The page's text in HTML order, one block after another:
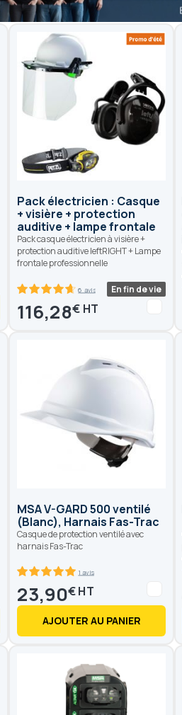
Pack électricien : Casque
+ visière + protection
auditive + lampe frontale
Pack casque électricien à visière +
protection auditive leftRIGHT + Lampe
frontale professionnelle
6 avis En fin de vie
116,28€
MSA V-GARD 500 ventilé
(Blanc), Harnais Fas-Trac
Casque de protection ventilé avec
harnais Fas-Trac
1 avis
23,90€
AJOUTER AU PANIER